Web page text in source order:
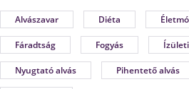
Alvászavar Diéta
Fáradtság Fogyás
Nyugtató alvás Pihentető alvás